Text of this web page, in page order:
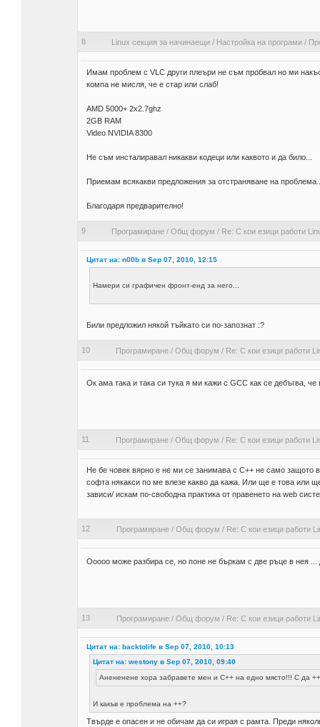
8 Linux секция за начинаещи/ Настройка на програми/
Имам проблем с VLC други плеъри не съм пробвал но ми
компа не мисля, че е стар или слаб!
AMD 5000+ 2x2.7ghz
2GB RAM
Video NVIDIA 8300
Не съм инсталиравал никакви кодеци или каквото и да било...
Приемам всякакви предложения за отстраняване на
Благодаря предварително!
9 Програмиране/ Общ форум / Re: С кои езици работи
Цитат на: n00b в Sep 07, 2010, 12:15
Намери си графичен фронт-енд за него...
Били предложил някой тъйкато си по-запознат :?
10 Програмиране/ Общ форум / Re: С кои езици работи
Ок ама така и така си тука я ми кажи с GCC как се дебъгва,
11 Програмиране/ Общ форум / Re: С кои езици работи
Не бе човек вярно е не ми се занимава с C++ не само защото
софта някакси по ме влезе какво да кажа. Или ще е това или
зависи/ искам по-свободна практика от правенето на web
12 Програмиране/ Общ форум / Re: С кои езици работи
Ооооо може разбира се, но поне не бъркам с две ръце в нея
13 Програмиране/ Общ форум / Re: С кои езици работи
Цитат на: backtolife в Sep 07, 2010, 10:13
Цитат на: westony в Sep 07, 2010, 09:40
Анененене хора забравете мен и C++ на едно място!!! С да
И какъв е проблема на ++?
Твърде е опасен и не обичам да си играя с рамта. Преди